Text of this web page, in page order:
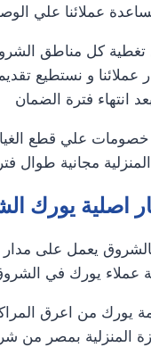
عملائنا علي
كل مناطق الشروق
عملائنا و نستطيع
انتهاء فترة الضمان
علي قطع الغيار
مجانية طوال
اصلية يورك
يعمل على
عملاء يورك في
يورك من اعرق
المنزلية بمصر من